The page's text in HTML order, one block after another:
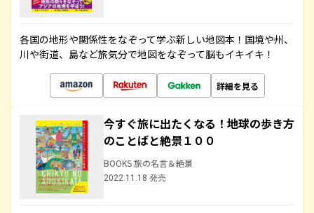
各国の地形や関係性をなぞって学ぶ新しい地図本！国境や州、
川や街道、島など旅気分で地図をなぞって脳もイキイキ！
詳細を見る
今すぐ旅に出たくなる！地球の歩き方
のことばと絶景１００
BOOKS 旅の名言＆絶景
2022.11.18 発売